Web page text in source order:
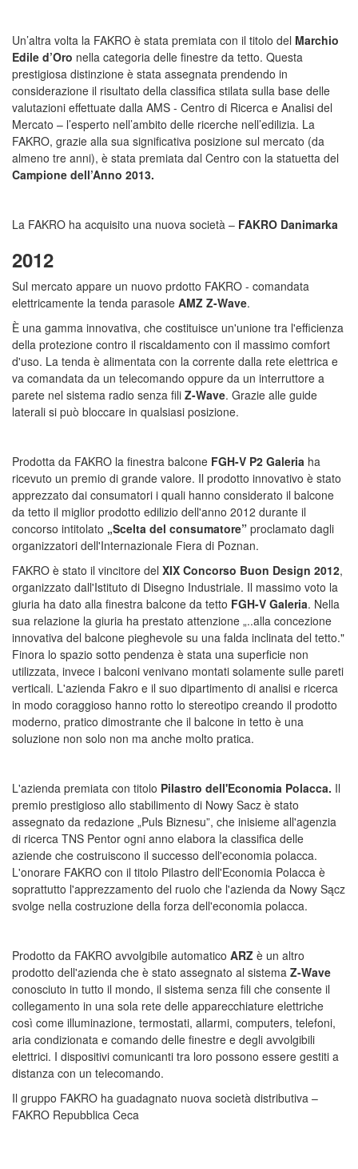
Un’altra volta la FAKRO è stata premiata con il titolo del Marchio
Edile d’Oro nella categoria delle finestre da tetto. Questa
prestigiosa distinzione è stata assegnata prendendo in
considerazione il risultato della classifica stilata sulla base delle
valutazioni effettuate dalla AMS - Centro di Ricerca e Analisi del
Mercato – l’esperto nell’ambito delle ricerche nell’edilizia. La
FAKRO, grazie alla sua significativa posizione sul mercato (da
almeno tre anni), è stata premiata dal Centro con la statuetta del
Campione dell’Anno 2013.
La FAKRO ha acquisito una nuova società – FAKRO Danimarka
2012
Sul mercato appare un nuovo prdotto FAKRO - comandata
elettricamente la tenda parasole AMZ Z-Wave.
È una gamma innovativa, che costituisce un'unione tra l'efficienza
della protezione contro il riscaldamento con il massimo comfort
d'uso. La tenda è alimentata con la corrente dalla rete elettrica e
va comandata da un telecomando oppure da un interruttore a
parete nel sistema radio senza fili Z-Wave. Grazie alle guide
laterali si può bloccare in qualsiasi posizione.
Prodotta da FAKRO la finestra balcone FGH-V P2 Galeria ha
ricevuto un premio di grande valore. Il prodotto innovativo è stato
apprezzato dai consumatori i quali hanno considerato il balcone
da tetto il miglior prodotto edilizio dell'anno 2012 durante il
concorso intitolato „Scelta del consumatore” proclamato dagli
organizzatori dell'Internazionale Fiera di Poznan.
FAKRO è stato il vincitore del XIX Concorso Buon Design 2012,
organizzato dall'Istituto di Disegno Industriale. Il massimo voto la
giuria ha dato alla finestra balcone da tetto FGH-V Galeria. Nella
sua relazione la giuria ha prestato attenzione „..alla concezione
innovativa del balcone pieghevole su una falda inclinata del tetto."
Finora lo spazio sotto pendenza è stata una superficie non
utilizzata, invece i balconi venivano montati solamente sulle pareti
verticali. L'azienda Fakro e il suo dipartimento di analisi e ricerca
in modo coraggioso hanno rotto lo stereotipo creando il prodotto
moderno, pratico dimostrante che il balcone in tetto è una
soluzione non solo non ma anche molto pratica.
L'azienda premiata con titolo Pilastro dell'Economia Polacca. Il
premio prestigioso allo stabilimento di Nowy Sacz è stato
assegnato da redazione „Puls Biznesu”, che inisieme all'agenzia
di ricerca TNS Pentor ogni anno elabora la classifica delle
aziende che costruiscono il successo dell'economia polacca.
L'onorare FAKRO con il titolo Pilastro dell'Economia Polacca è
soprattutto l'apprezzamento del ruolo che l'azienda da Nowy Sącz
svolge nella costruzione della forza dell'economia polacca.
Prodotto da FAKRO avvolgibile automatico ARZ è un altro
prodotto dell'azienda che è stato assegnato al sistema Z-Wave
conosciuto in tutto il mondo, il sistema senza fili che consente il
collegamento in una sola rete delle apparecchiature elettriche
così come illuminazione, termostati, allarmi, computers, telefoni,
aria condizionata e comando delle finestre e degli avvolgibili
elettrici. I dispositivi comunicanti tra loro possono essere gestiti a
distanza con un telecomando.
Il gruppo FAKRO ha guadagnato nuova società distributiva –
FAKRO Repubblica Ceca